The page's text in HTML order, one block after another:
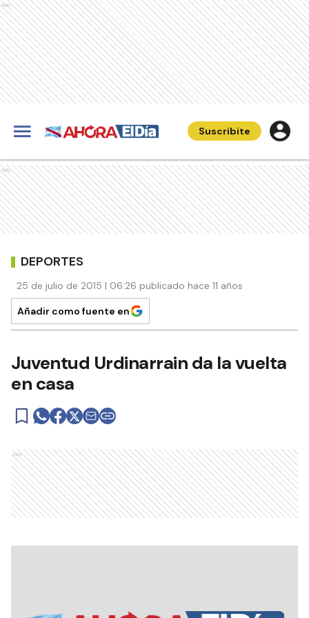
Ads
Suscribite
Ads
DEPORTES
25 de julio de 2015 | 06:26 publicado hace 11 años
Añadir como fuente en
Juventud Urdinarrain da la vuelta
en casa
Ads